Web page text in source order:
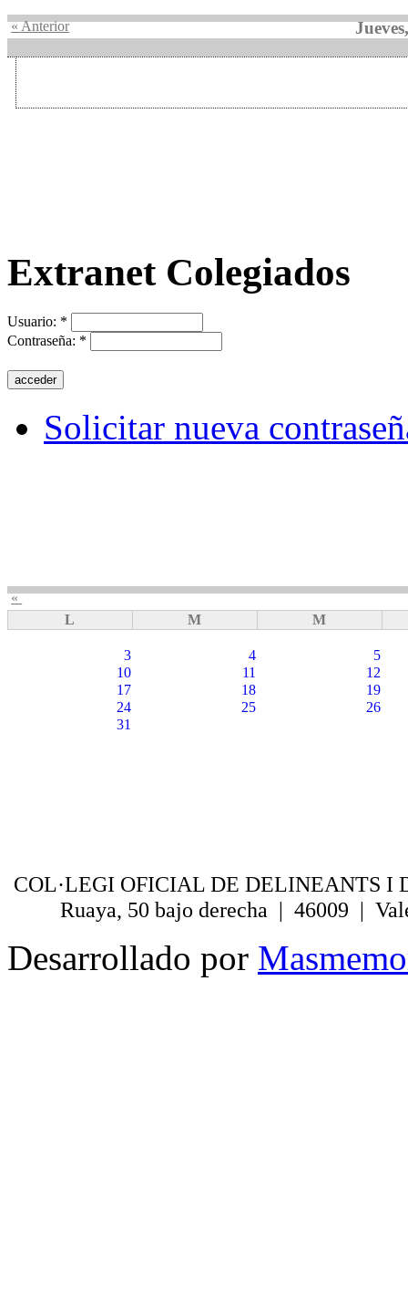
« Anterior
Extranet Colegiados
Usuario: *
Contraseña: *
Solicitar nueva
«
L
M M
3 4
5
10
11
12
17
18
19
24
25
26
31
COL·LEGI OFICIAL DE DELINEANTS I
Ruaya, 50 bajo derecha | 46009 |
Desarrollado por